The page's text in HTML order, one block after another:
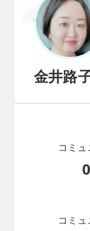
金井路
コミ
コミ